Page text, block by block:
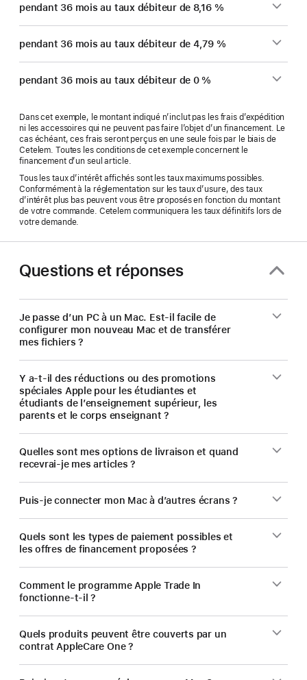
pendant 36 mois au taux débiteur de 8,16 %
pendant 36 mois au taux débiteur de 4,79 %
pendant 36 mois au taux débiteur de 0 %
Dans cet exemple, le montant indiqué n’inclut pas les frais d’expédition
ni les accessoires qui ne peuvent pas faire l’objet d’un financement. Le
cas échéant, ces frais seront perçus en une seule fois par le biais de
Cetelem. Toutes les conditions de cet exemple concernent le
financement d’un seul article.
Tous les taux d’intérêt affichés sont les taux maximums possibles.
Conformément à la réglementation sur les taux d’usure, des taux
d’intérêt plus bas peuvent vous être proposés en fonction du montant
de votre commande. Cetelem communiquera les taux définitifs lors de
votre demande.
Questions et réponses
Je passe d’un PC à un Mac. Est-il facile de
configurer mon nouveau Mac et de transférer
mes fichiers ?
Y a-t-il des réductions ou des promotions
spéciales Apple pour les étudiantes et
étudiants de l’enseignement supérieur, les
parents et le corps enseignant ?
Quelles sont mes options de livraison et quand
recevrai-je mes articles ?
Puis-je connecter mon Mac à d’autres écrans ?
Quels sont les types de paiement possibles et
les offres de financement proposées ?
Comment le programme Apple Trade In
fonctionne-t-il ?
Quels produits peuvent être couverts par un
contrat AppleCare One ?